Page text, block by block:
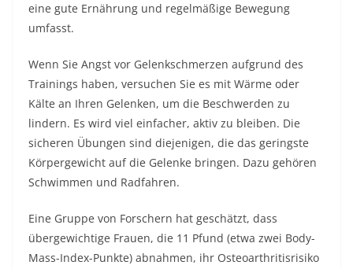
eine gute Ernährung und regelmäßige Bewegung
umfasst.
Wenn Sie Angst vor Gelenkschmerzen aufgrund des
Trainings haben, versuchen Sie es mit Wärme oder
Kälte an Ihren Gelenken, um die Beschwerden zu
lindern. Es wird viel einfacher, aktiv zu bleiben. Die
sicheren Übungen sind diejenigen, die das geringste
Körpergewicht auf die Gelenke bringen. Dazu gehören
Schwimmen und Radfahren.
Eine Gruppe von Forschern hat geschätzt, dass
übergewichtige Frauen, die 11 Pfund (etwa zwei Body-
Mass-Index-Punkte) abnahmen, ihr Osteoarthritisrisiko